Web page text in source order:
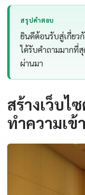
สรุปคำตอบ
ยินดีต้อนรับสู่เกี่ยว
ได้รับคำถามมากที่
ผ่านมา
สร้างเว็บไ
ทำความเข้